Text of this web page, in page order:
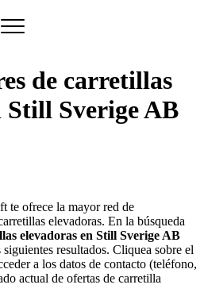
de carretillas
Still Sverige AB
te ofrece la mayor red de
elevadoras. En la búsqueda
elevadoras en Still Sverige AB
resultados. Cliquea sobre el
a los datos de contacto (teléfono,
actual de ofertas de carretilla